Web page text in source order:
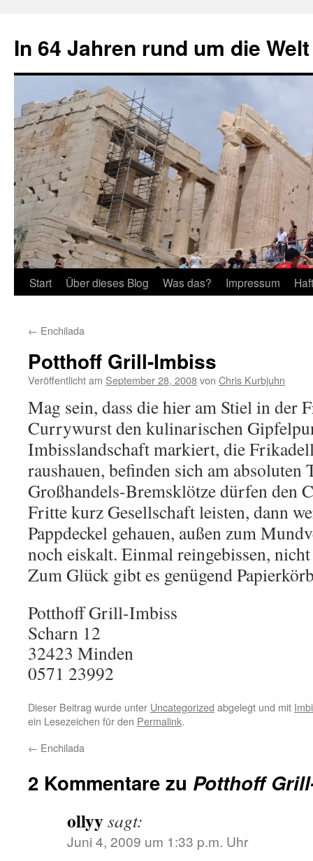
springen
In 64 Jahren rund um die Welt
Start Über dieses Blog Was das? Impressum
← Enchilada
Potthoff Grill-Imbiss
Veröffentlicht am September 28, 2008von Chris Kurbjuhn
Mag sein, dass die hier am Stiel in der
Currywurst den kulinarischen
Imbisslandschaft markiert, die
raushauen, befinden sich am absoluten
Großhandels-Bremsklötze dürfen den
Fritte kurz Gesellschaft leisten, dann
Pappdeckel gehauen, außen zum
noch eiskalt. Einmal reingebissen,
Zum Glück gibt es genügend
Potthoff Grill-Imbiss
Scharn 12
32423 Minden
0571 23992
Dieser Beitrag wurde unter Uncategorized abgelegt und mit
ein Lesezeichen für den Permalink.
← Enchilada
2 Kommentare zu Potthoff
ollyysagt:
Juni 4, 2009 um 1:33 p.m. Uhr